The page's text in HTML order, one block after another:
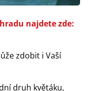
najdete zde:
zdobit i Vaší
druh květáku,